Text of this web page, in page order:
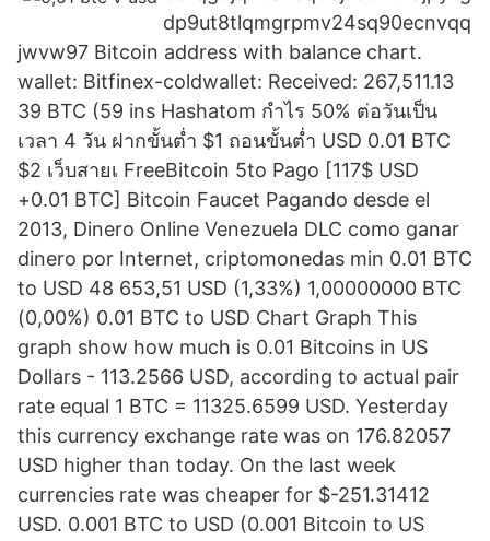
dp9ut8tlqmgrpmv24sq90ecnvqq
jwvw97 Bitcoin address with balance chart.
wallet: Bitfinex-coldwallet: Received: 267,511.13
39 BTC (59 ins Hashatom กำไร 50% ต่อวันเป็น
เวลา 4 วัน ฝากขั้นต่ำ $1 ถอนขั้นต่ำ USD 0.01 BTC
$2 เว็บสายเ FreeBitcoin 5to Pago [117$ USD
+0.01 BTC] Bitcoin Faucet Pagando desde el
2013, Dinero Online Venezuela DLC como ganar
dinero por Internet, criptomonedas min 0.01 BTC
to USD 48 653,51 USD (1,33%) 1,00000000 BTC
(0,00%) 0.01 BTC to USD Chart Graph This
graph show how much is 0.01 Bitcoins in US
Dollars - 113.2566 USD, according to actual pair
rate equal 1 BTC = 11325.6599 USD. Yesterday
this currency exchange rate was on 176.82057
USD higher than today. On the last week
currencies rate was cheaper for $-251.31412
USD. 0.001 BTC to USD (0.001 Bitcoin to US